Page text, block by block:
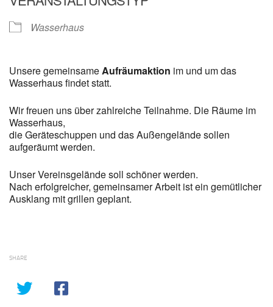
Wasserhaus
Unsere gemeinsameAufräumaktion im und um das
Wasserhaus findet statt.
Wir freuen uns über zahlreiche Teilnahme. Die Räume im
Wasserhaus,
die Geräteschuppen und das Außengelände sollen
aufgeräumt werden.
Unser Vereinsgelände soll schöner werden.
Nach erfolgreicher, gemeinsamer Arbeit ist ein gemütlicher
Ausklang mit grillen geplant.
SHARE